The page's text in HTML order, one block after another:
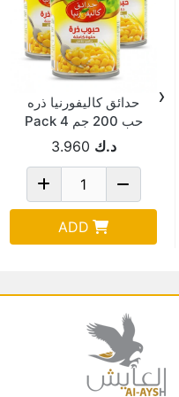
حدائق كاليفورنيا ذره
حب 200 جم 4 Pack
Of 6 د.ك 3.960
ADD
‹